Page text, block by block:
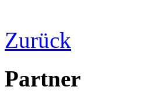
Zurück
Partner